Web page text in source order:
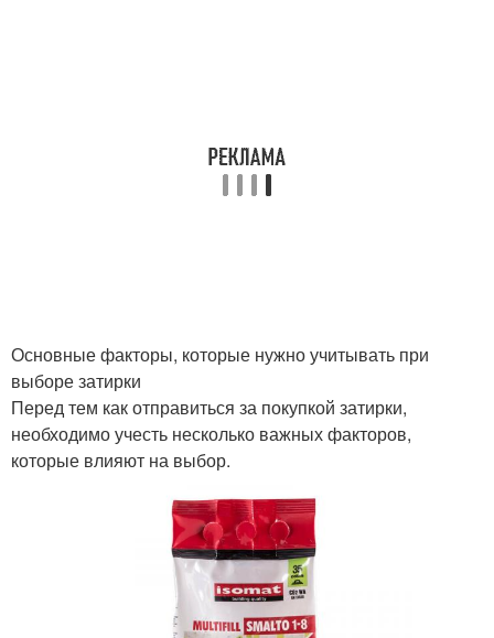
Плашки с черной
затиркой
Основные факторы, которые нужно учитывать при
выборе затирки
Перед тем как отправиться за покупкой затирки,
необходимо учесть несколько важных факторов,
которые влияют на выбор.